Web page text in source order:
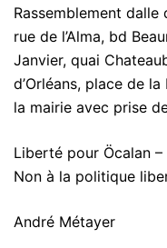
Rassemblement dalle
rue de l’Alma, bd
Janvier, quai
d’Orléans, place de
la mairie avec prise
Liberté pour Öcalan
Non à la politique
André Métayer